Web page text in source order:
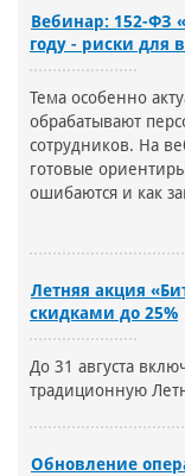
Вебинар: 152-ФЗ
году - риски для
Тема особенно
обрабатывают
сотрудников. На
готовые
ошибаются и как
Летняя акция
скидками до 25%
До 31 августа
традиционную
Обновление